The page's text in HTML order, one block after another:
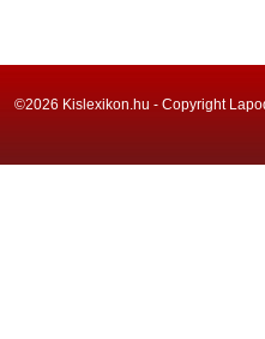
©2026 Kislexikon.hu - Copyright